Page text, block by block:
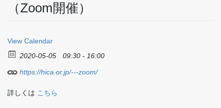
（Zoom開催）
View Calendar
2020-05-05
09:30 - 16:00
https://hica.or.jp/---zoom/
詳しくは こちら